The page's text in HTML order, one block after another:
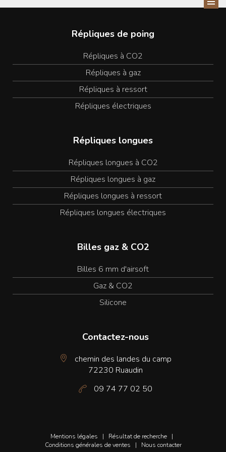
Répliques de poing
Répliques à CO2
Répliques à gaz
Répliques à ressort
Répliques électriques
Répliques longues
Répliques longues à CO2
Répliques longues à gaz
Répliques longues à ressort
Répliques longues électriques
Billes gaz & CO2
Billes 6 mm d'airsoft
Gaz & CO2
Silicone
Contactez-nous
chemin des landes du camp
72230 Ruaudin
09 74 77 02 50
Mentions légales | Résultat de recherche|
Conditions générales de ventes | Nous contacter